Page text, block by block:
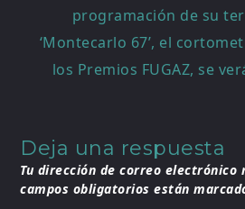
entradas
programación de su
‘Montecarlo 67’, el
los Premios FUGAZ, se
Deja una respuesta
Tu dirección de correo electrónico
campos obligatorios están